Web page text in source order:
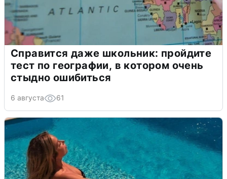
Справится даже школьник: пройдите
тест по географии, в котором очень
стыдно ошибиться
6 августа 61